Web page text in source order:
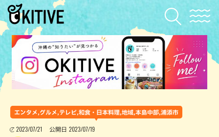
エンタメ,グルメ,テレビ,和食・日本料理,地域,本島中部,浦添市
2023/07/21 公開日 2023/07/19